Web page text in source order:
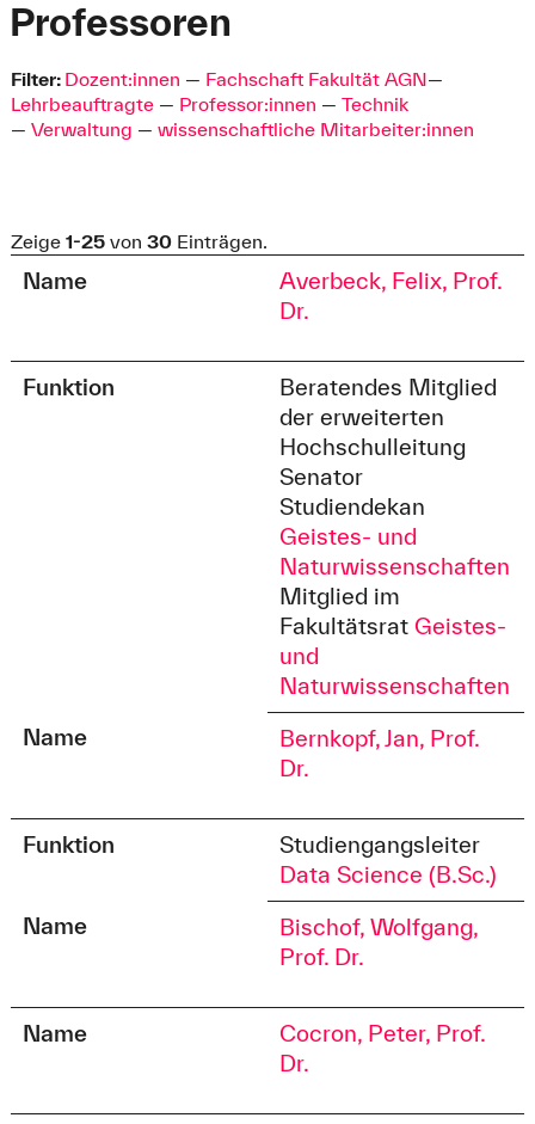
Professoren
Filter: Dozent:innen — Fachschaft Fakultät AGN—
Lehrbeauftragte— Professor:innen — Technik
— Verwaltung — wissenschaftliche Mitarbeiter:innen
Zeige 1-25von 30Einträgen.
Name
Averbeck, Felix, Prof.
Dr.
Funktion
Beratendes Mitglied
der erweiterten
Hochschulleitung
Senator
Studiendekan
Geistes- und
Naturwissenschaften
Mitglied im
Fakultätsrat Geistes-
und
Naturwissenschaften
Name
Bernkopf, Jan, Prof.
Dr.
Funktion
Studiengangsleiter
Data Science (B.Sc.)
Name
Bischof, Wolfgang,
Prof. Dr.
Name
Cocron, Peter, Prof.
Dr.